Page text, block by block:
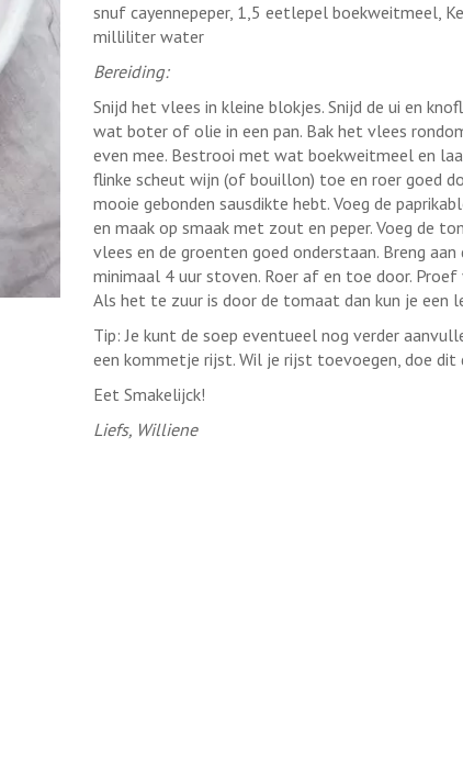
snuf cayennepeper, 1,5 eetlepel boekweitmeel,
milliliter water
Bereiding:
Snijd het vlees in kleine blokjes. Snijd de ui en
wat boter of olie in een pan. Bak het vlees
even mee. Bestrooi met wat boekweitmeel en
flinke scheut wijn (of bouillon) toe en roer goed
mooie gebonden sausdikte hebt. Voeg de
en maak op smaak met zout en peper. Voeg de
vlees en de groenten goed onderstaan. Breng
minimaal 4 uur stoven. Roer af en toe door.
Als het te zuur is door de tomaat dan kun je een
Tip: Je kunt de soep eventueel nog verder
een kommetje rijst. Wil je rijst toevoegen, doe
Eet Smakelijck!
Liefs, Williene